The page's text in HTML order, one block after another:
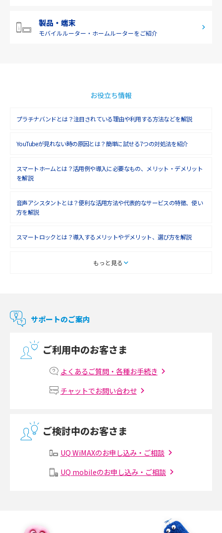
製品・端末
モバイルルーター・ ホームルーターをご紹介
お役立ち情報
プラチナバンドとは？注目されている理由や利用する方法などを解説
YouTubeが見れない時の原因とは？簡単に試せる7つの対処法を紹介
スマートホームとは？活用例や導入に必要なもの、メリット・デメリット
を解説
音声アシスタントとは？便利な活用方法や代表的なサービスの特徴、使い
方を解説
スマートロックとは？導入するメリットやデメリット、選び方を解説
スマートテレビとは？特徴や選び方、使い方をわかりやすく解説
マンションで使えるWi-Fiは？種類ごとの特徴や選び方を紹介
マンションで光回線の利用を始める手順は？設備状況の確認方法も解説
Wi-Fiルーターの設定方法をわかりやすく解説！事前に準備すべきものも紹
無線LANとは？メリット・デメリットや接続方法を解説
メッシュWi-Fiとは？仕組みやメリット・デメリット、中継機との違いを解
もっと見る
サポートのご案内
ご利用中のお客さま
よくあるご質問・各種お手続き
チャットでお問い合わせ
ご検討中のお客さま
UQ WiMAXのお申し込み・ご相談
UQ mobileのお申し込み・ご相談